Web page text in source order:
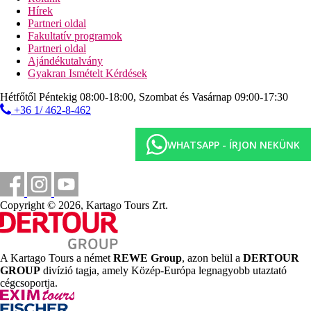
Távolság a legközelebbi repülőtértől
Strand
Tengerpart
Képgaléria
Hírek
Partneri oldal
Fakultatív programok
Partneri oldal
Ajándékutalvány
Gyakran Ismételt Kérdések
Hétfőtől Péntekig 08:00-18:00, Szombat és Vasárnap 09:00-17:30
+36 1/ 462-8-462
WHATSAPP - ÍRJON NEKÜNK
Copyright © 2026, Kartago Tours Zrt.
A Kartago Tours a német REWE Group, azon belül a DERTOUR
GROUP divízió tagja, amely Közép-Európa legnagyobb utaztató
cégcsoportja.